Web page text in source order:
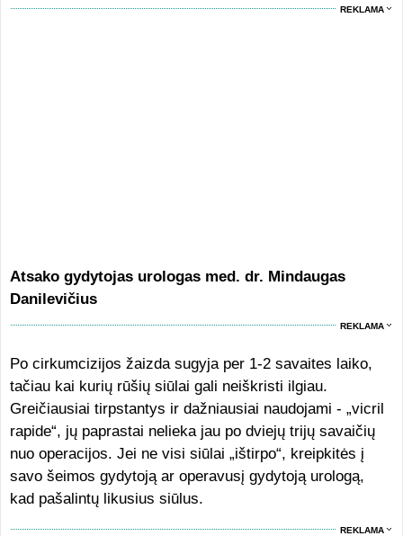
REKLAMA
Atsako gydytojas urologas med. dr. Mindaugas
Danilevičius
REKLAMA
Po cirkumcizijos žaizda sugyja per 1-2 savaites laiko,
tačiau kai kurių rūšių siūlai gali neiškristi ilgiau.
Greičiausiai tirpstantys ir dažniausiai naudojami - „vicril
rapide“, jų paprastai nelieka jau po dviejų trijų savaičių
nuo operacijos. Jei ne visi siūlai „ištirpo“, kreipkitės į
savo šeimos gydytoją ar operavusį gydytoją urologą,
kad pašalintų likusius siūlus.
REKLAMA